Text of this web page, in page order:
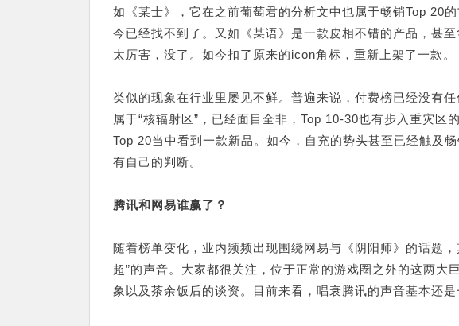
如《某士》，它在之前葡萄君的分析文中也属于畅销Top 20
今已经找不到了。又如《某语》是一款皮相不错的产品，甚
太厉害，没了。如今扣了原来的icon角标，重新上架了一款。
类似的现象在行业里屡见不鲜。普遍来说，付费榜已经没有
属于“核辐射区”，已经面目全非，Top 10-30也有步入重灾区
Top 20当中看到一款新品。如今，自充的势头甚至已经触及
有自己的判断。
腾讯和网易谁赢了？
随着榜单变化，业内频频出现围绕网易与《阴阳师》的话题
超”的声音。大家都很关注，位于正常的游戏圈之外的这两大
象以及茶余饭后的谈资。目前来看，唱衰腾讯的声音基本还是